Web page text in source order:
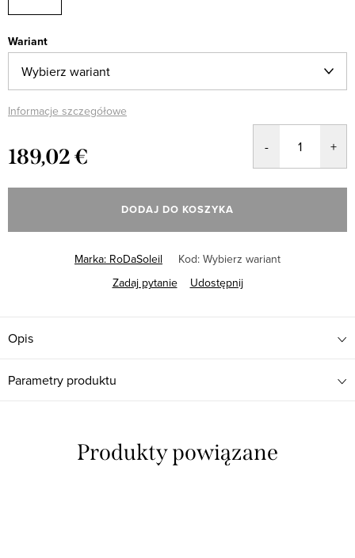
Wariant
Informacje szczegółowe
189,02 €
jednostkowa:
DODAJ DO KOSZYKA
Marka: RoDaSoleil Kod: Wybierz wariant
Zadaj pytanie
Udostępnij
Opis
Parametry produktu
Produkty powiązane